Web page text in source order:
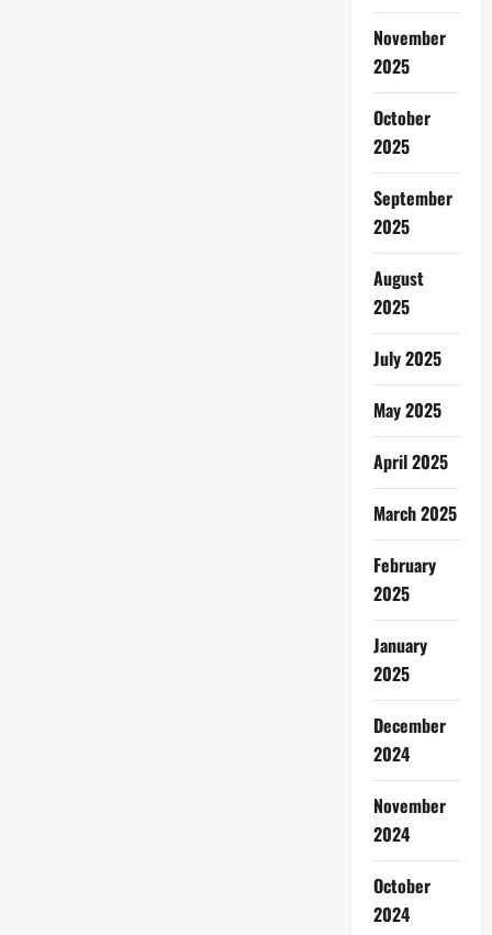
November
2025
October
2025
September
2025
August
2025
July 2025
May 2025
April 2025
March 2025
February
2025
January
2025
December
2024
November
2024
October
2024